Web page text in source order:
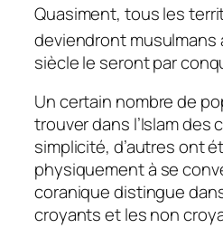
Quasiment, tous les
deviendront musulmans
siècle le seront par
Un certain nombre de
trouver dans l’Islam des
simplicité, d’autres ont
physiquement à se
coranique distingue
croyants et les non